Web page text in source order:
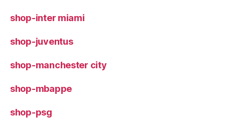
shop-inter miami
shop-juventus
shop-manchester city
shop-mbappe
shop-psg